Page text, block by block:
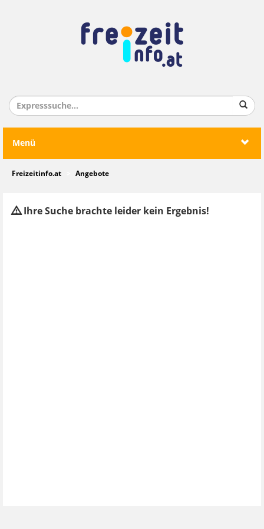
Menü
Freizeitinfo.at Angebote
Ihre Suche brachte leider kein Ergebnis!